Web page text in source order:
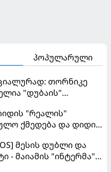
პოპულარული
თორნიკე
"დუბაის"
"რეალის"
ქმედება და დიდი
გადაწყდა
მესის დუბლი და
- მაიამის "ინტერმა"